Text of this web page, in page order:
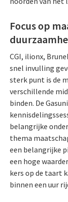
Focus op
CGI, ilionx,
snel invulling
sterk punt is de
verschillende
binden. De
belangrijke
thema
een belangrijke
een hoge
kers op de taart
binnen een uur